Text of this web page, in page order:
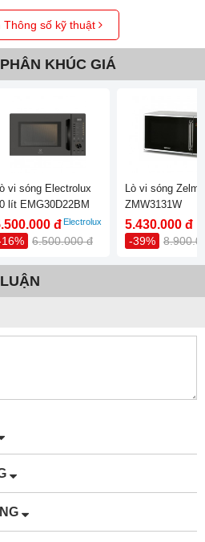
Thông số kỹ thuật
KHÚC GIÁ
vi sóng Electrolux
lít EMG30D22BM
đ
6.500.000 đ
Electrolux
Lò vi sóng
ZMW3131W
5.430.000 đ
-39%